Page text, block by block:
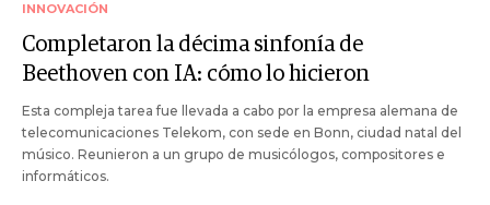
INNOVACIÓN
Completaron la décima sinfonía de
Beethoven con IA: cómo lo hicieron
Esta compleja tarea fue llevada a cabo por la empresa alemana de
telecomunicaciones Telekom, con sede en Bonn, ciudad natal del
músico. Reunieron a un grupo de musicólogos, compositores e
informáticos.